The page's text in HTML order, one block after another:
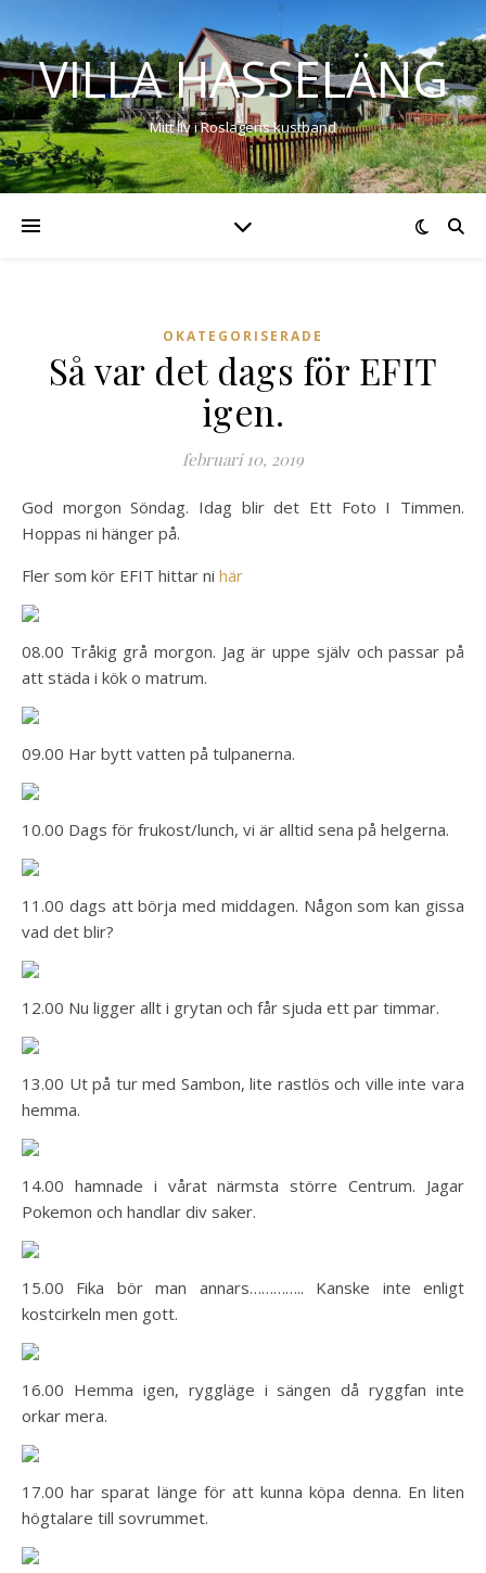
VILLA HASSELÄNG
Mitt liv i Roslagens kustband
OKATEGORISERADE
Så var det dags för EFIT
igen.
februari 10, 2019
God morgon Söndag. Idag blir det Ett Foto I Timmen.
Hoppas ni hänger på.
Fler som kör EFIT hittar ni här
08.00 Tråkig grå morgon. Jag är uppe själv och passar på
att städa i kök o matrum.
09.00 Har bytt vatten på tulpanerna.
10.00 Dags för frukost/lunch, vi är alltid sena på helgerna.
11.00 dags att börja med middagen. Någon som kan gissa
vad det blir?
12.00 Nu ligger allt i grytan och får sjuda ett par timmar.
13.00 Ut på tur med Sambon, lite rastlös och ville inte vara
hemma.
14.00 hamnade i vårat närmsta större Centrum. Jagar
Pokemon och handlar div saker.
15.00 Fika bör man annars………….. Kanske inte enligt
kostcirkeln men gott.
16.00 Hemma igen, ryggläge i sängen då ryggfan inte
orkar mera.
17.00 har sparat länge för att kunna köpa denna. En liten
högtalare till sovrummet.